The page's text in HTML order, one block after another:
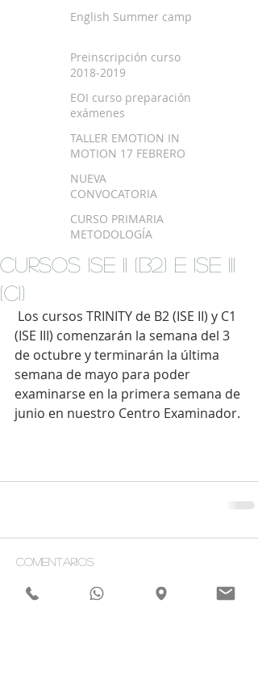
English Summer camp
Preinscripción curso
2018-2019
EOI curso preparación
exámenes
TALLER EMOTION IN
MOTION 17 FEBRERO
NUEVA
CONVOCATORIA
CURSO PRIMARIA
METODOLOGÍA
BILBAO
CURSOS ISE II (B2) e ISE III
(C1)
(ISE III) comenzarán la semana del 3
de octubre y terminarán la última
semana de mayo para poder
examinarse en la primera semana de
junio en nuestro Centro Examinador.
Comentarios